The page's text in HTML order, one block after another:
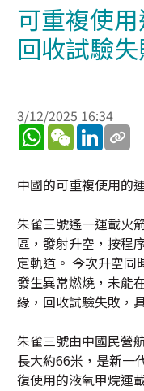
可重複使
回收試驗
3/12/2025 16:34
WhatsApp
WeChat
中國的可重複使用的
朱雀三號遙一運載火
區，發射升空，按程
定軌道。 今次升空同
發生異常燃燒，未能
緣，回收試驗失敗，
朱雀三號由中國民營
長大約66米，是新一
復使用的液氧甲烷運